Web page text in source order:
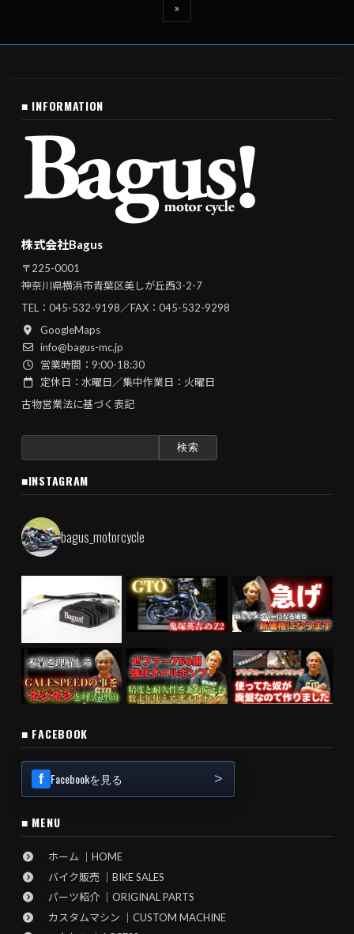
»
■ INFORMATION
株式会社Bagus
〒225-0001
神奈川県横浜市青葉区美しが丘西3-2-7
TEL： 045-532-9198／FAX：045-532-9298
GoogleMaps
info@bagus-mc.jp
営業時間：9:00-18:30
定休日：水曜日／集中作業日：火曜日
古物営業法に基づく表記
検
■INSTAGRAM
bagus_motorcycle
■ FACEBOOK
Facebookを見る
■ MENU
ホーム ｜HOME
バイク販売 ｜BIKE SALES
パーツ紹介 ｜ORIGINAL PARTS
カスタムマシン ｜CUSTOM MACHINE